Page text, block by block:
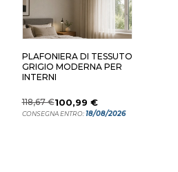
PLAFONIERA DI TESSUTO
GRIGIO MODERNA PER
INTERNI
118,67 €100,99 €
CONSEGNA ENTRO:18/08/2026